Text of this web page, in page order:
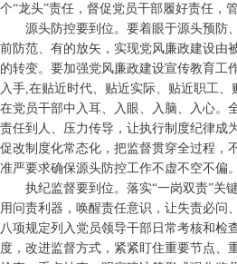
个“龙头”责任，督促党员干部履好责任，
源头防控要到位。要着眼于源头预防
前防范、有的放矢，实现党风廉政建设由
的转变。要加强党风廉政建设宣传教育工
入手,在贴近时代、贴近实际、贴近职工
在党员干部中入耳、入眼、入脑、入心。
责任到人、压力传导，让执行制度纪律成
促改制度化常态化，把监督贯穿全过程，
准严要求确保源头防控工作不虚不空不偏。
执纪监督要到位。落实“一岗双责”关
用问责利器，唤醒责任意识，让失责必问
八项规定列入党员领导干部日常考核和检
度，改进监督方式，紧紧盯住重要节点、